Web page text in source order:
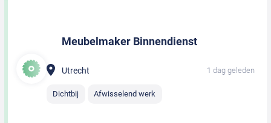
Meubelmaker Binnendienst
Utrecht 1 dag geleden
Dichtbij Afwisselend werk